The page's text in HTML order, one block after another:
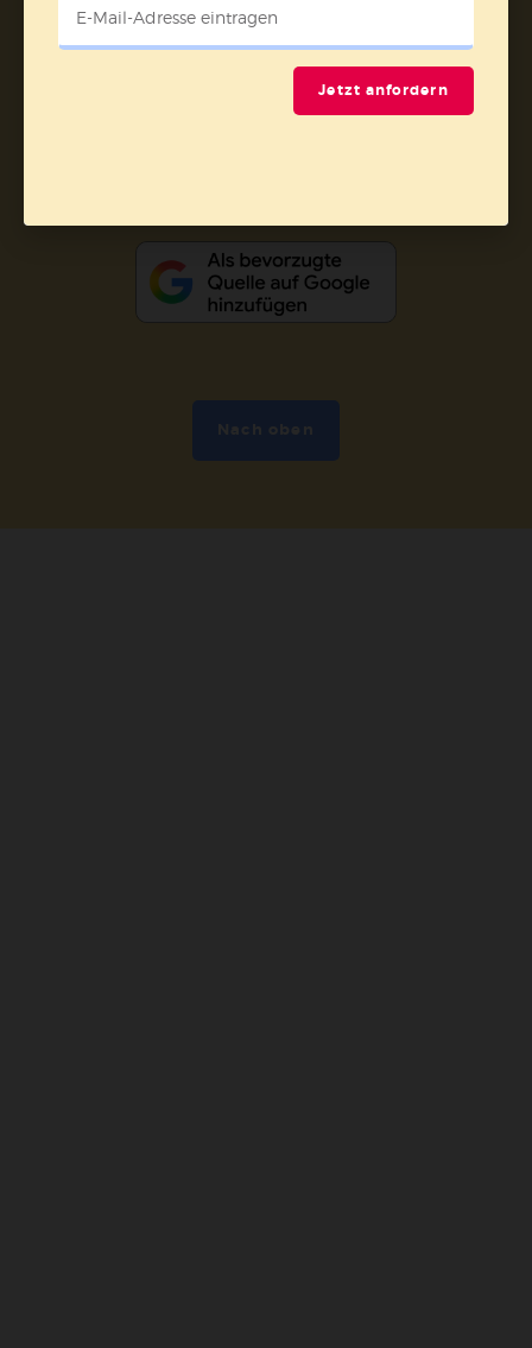
Vertrag widerrufenJetzt anfordern